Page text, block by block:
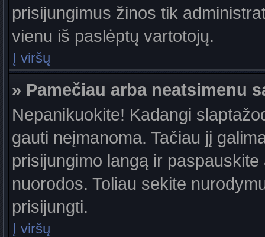
prisijungimus žinos tik
vienu iš paslėptų vartotojų.
Į viršų
» Pamečiau arba neatsimenu
Nepanikuokite! Kadangi
gauti neįmanoma. Tačiau jį
prisijungimo langą ir
nuorodos. Toliau sekite
prisijungti.
Į viršų